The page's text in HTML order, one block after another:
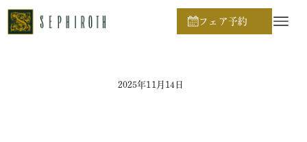
フェア予約
ホーム
2025年11月14日